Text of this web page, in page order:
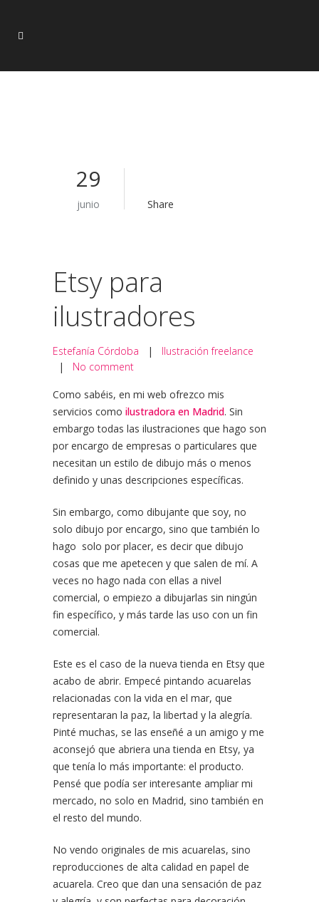
29
junio Share
Etsy para
ilustradores
Estefanía Córdoba | Ilustración freelance
| No comment
Como sabéis, en mi web ofrezco mis
servicios como ilustradora en Madrid. Sin
embargo todas las ilustraciones que hago son
por encargo de empresas o particulares que
necesitan un estilo de dibujo más o menos
definido y unas descripciones específicas.
Sin embargo, como dibujante que soy, no
solo dibujo por encargo, sino que también lo
hago solo por placer, es decir que dibujo
cosas que me apetecen y que salen de mí. A
veces no hago nada con ellas a nivel
comercial, o empiezo a dibujarlas sin ningún
fin específico, y más tarde las uso con un fin
comercial.
Este es el caso de la nueva tienda en Etsy que
acabo de abrir. Empecé pintando acuarelas
relacionadas con la vida en el mar, que
representaran la paz, la libertad y la alegría.
Pinté muchas, se las enseñé a un amigo y me
aconsejó que abriera una tienda en Etsy, ya
que tenía lo más importante: el producto.
Pensé que podía ser interesante ampliar mi
mercado, no solo en Madrid, sino también en
el resto del mundo.
No vendo originales de mis acuarelas, sino
reproducciones de alta calidad en papel de
acuarela. Creo que dan una sensación de paz